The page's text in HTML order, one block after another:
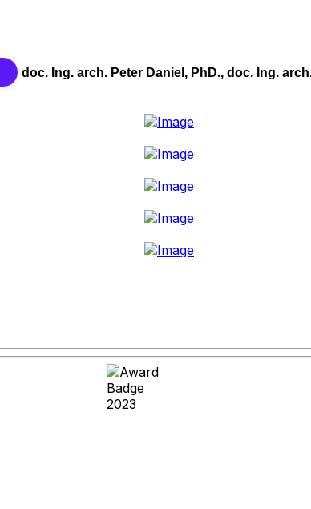
doc. Ing. arch. Peter Daniel, PhD., doc. Ing.